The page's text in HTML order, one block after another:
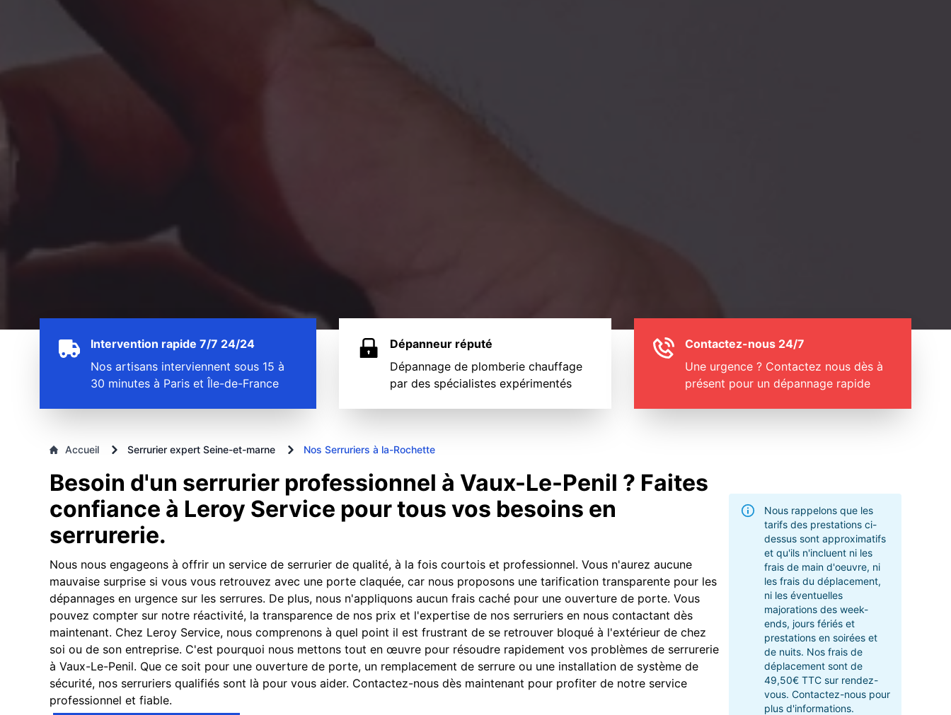
Intervention rapide 7/7 24/24
Nos artisans interviennent sous 15 à
30 minutes à Paris et Île-de-France
Dépanneur réputé
Dépannage de plomberie chauffage
par des spécialistes expérimentés
Contactez-nous 24/7
Une urgence ? Contactez nous dès à
présent pour un dépannage rapide
Accueil Serrurier expert Seine-et-marne Nos Serruriers à la-Rochette
Besoin d'un serrurier professionnel à Vaux-Le-Penil ? Faites
confiance à Leroy Service pour tous vos besoins en
serrurerie.
Nous nous engageons à offrir un service de serrurier de qualité, à la fois courtois et professionnel. Vous n'aurez aucune
mauvaise surprise si vous vous retrouvez avec une porte claquée, car nous proposons une tarification transparente pour les
dépannages en urgence sur les serrures. De plus, nous n'appliquons aucun frais caché pour une ouverture de porte. Vous
pouvez compter sur notre réactivité, la transparence de nos prix et l'expertise de nos serruriers en nous contactant dès
maintenant. Chez Leroy Service, nous comprenons à quel point il est frustrant de se retrouver bloqué à l'extérieur de chez
soi ou de son entreprise. C'est pourquoi nous mettons tout en œuvre pour résoudre rapidement vos problèmes de serrurerie
à Vaux-Le-Penil. Que ce soit pour une ouverture de porte, un remplacement de serrure ou une installation de système de
sécurité, nos serruriers qualifiés sont là pour vous aider. Contactez-nous dès maintenant pour profiter de notre service
professionnel et fiable.
Nous rappelons que les
tarifs des prestations ci-
dessus sont approximatifs
et qu'ils n'incluent ni les
frais de main d'oeuvre, ni
les frais du déplacement,
ni les éventuelles
majorations des week-
ends, jours fériés et
prestations en soirées et
de nuits. Nos frais de
déplacement sont de
49,50€ TTC sur rendez-
vous. Contactez-nous pour
plus d'informations.